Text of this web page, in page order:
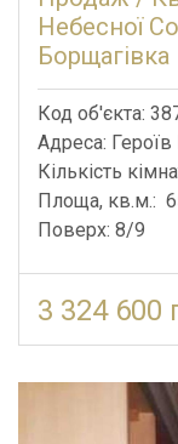
Небесної
Борщагівка
Код об'єкта:
Адреса: Героїв
Кількість
Площа, кв.м.:
Поверх: 8/9
3 324 600